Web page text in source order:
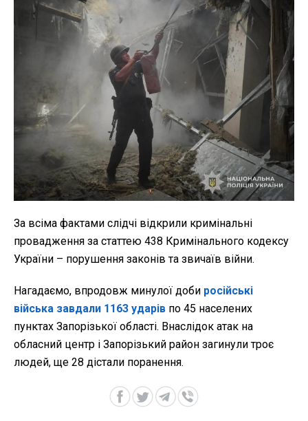
За всіма фактами слідчі відкрили кримінальні
провадження за статтею 438 Кримінального кодексу
України – порушення законів та звичаїв війни.
Нагадаємо, впродовж минулої доби російські
війська завдали 1163 ударів по 45 населених
пунктах Запорізької області. Внаслідок атак на
обласний центр і Запорізький район загинули троє
людей, ще 28 дістали поранення.